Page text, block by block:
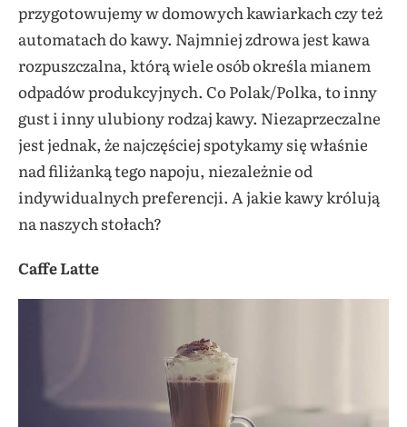
przygotowujemy w domowych kawiarkach czy też
automatach do kawy. Najmniej zdrowa jest kawa
rozpuszczalna, którą wiele osób określa mianem
odpadów produkcyjnych. Co Polak/Polka, to inny
gust i inny ulubiony rodzaj kawy. Niezaprzeczalne
jest jednak, że najczęściej spotykamy się właśnie
nad filiżanką tego napoju, niezależnie od
indywidualnych preferencji. A jakie kawy królują
na naszych stołach?
Caffe Latte